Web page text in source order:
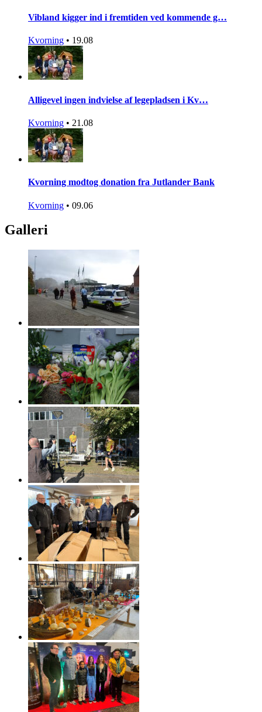
Vibland kigger ind i fremtiden ved kommende g…
Kvorning • 19.08
Alligevel ingen indvielse af legepladsen i Kv…
Kvorning • 21.08
Kvorning modtog donation fra Jutlander Bank
Kvorning • 09.06
Galleri